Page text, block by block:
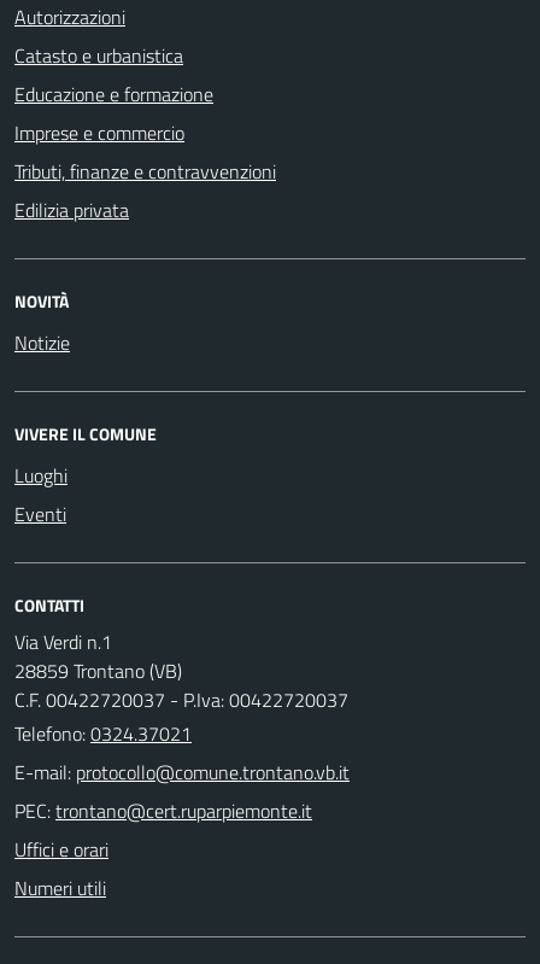
Autorizzazioni
Catasto e urbanistica
Educazione e formazione
Imprese e commercio
Tributi, finanze e contravvenzioni
Edilizia privata
NOVITÀ
Notizie
VIVERE IL COMUNE
Luoghi
Eventi
CONTATTI
Via Verdi n.1
28859 Trontano (VB)
C.F. 00422720037 - P.Iva: 00422720037
Telefono:0324.37021
E-mail:
PEC:
Uffici e orari
Numeri utili